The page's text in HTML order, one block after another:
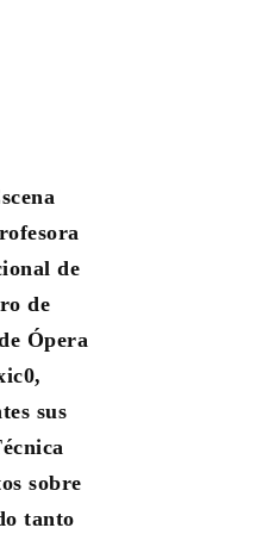
de
de
Ópera
sus
sobre
tanto